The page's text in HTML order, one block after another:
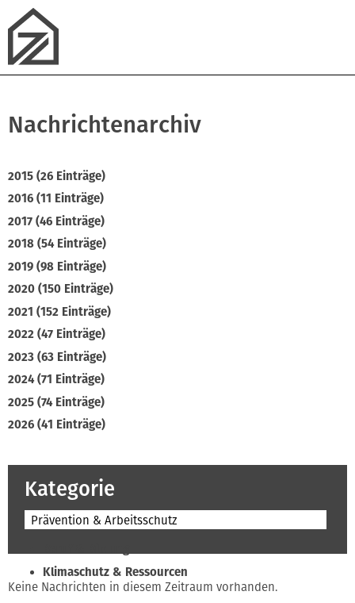
Nachrichtenarchiv
2015 (26 Einträge)
2016 (11 Einträge)
2017 (46 Einträge)
2018 (54 Einträge)
2019 (98 Einträge)
2020 (150 Einträge)
2021 (152 Einträge)
2022 (47 Einträge)
2023 (63 Einträge)
2024 (71 Einträge)
2025 (74 Einträge)
2026 (41 Einträge)
Kategorie
Prävention & Arbeitsschutz
Klimaschutz & Ressourcen
Normen & Fachregeln
Keine Nachrichten in diesem Zeitraum vorhanden.